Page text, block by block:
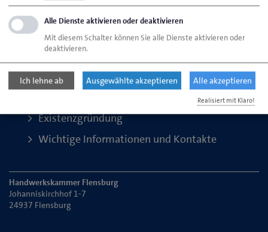
Seite empfehlen
Seite drucken
Existenzgründung
Wichtige Informationen und Kontakte
Handwerkskammer Flensburg
Johanniskirchhof 1-7
24937 Flensburg
Alle Dienste aktivieren oder deaktivieren
Mit diesem Schalter können Sie alle Dienste aktivieren oder
deaktivieren.
Ich lehne ab Ausgewählte akzeptieren Alle akzeptieren
Realisiert mit Klaro!